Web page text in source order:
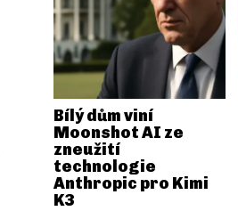
Bílý dům viní
Moonshot AI ze
zneužití
technologie
Anthropic pro Kimi
K3